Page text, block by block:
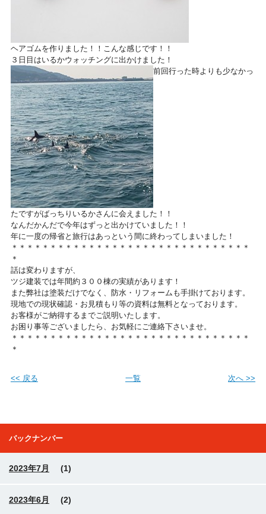
ヘアゴムを作りました！！こんな感じです！！
３日目はいるかウォッチングに出かけました！
前回行った時よりも少なかっ
たですがばっちりいるかさんに会えました！！
なんだかんだで今年はずっと出かけていました！！
年に一度の帰省と旅行はあっという間に終わってしまいました！
＊＊＊＊＊＊＊＊＊＊＊＊＊＊＊＊＊＊＊＊＊＊＊＊＊＊＊＊＊＊＊
＊
話は変わりますが、
ツジ建装では年間約３００棟の実績があります！
また弊社は塗装だけでなく、防水・リフォームも手掛けております。
現地での現状確認・お見積もり等の資料は無料となっております。
お客様がご納得するまでご説明いたします。
お困り事等ございましたら、お気軽にご連絡下さいませ。
＊＊＊＊＊＊＊＊＊＊＊＊＊＊＊＊＊＊＊＊＊＊＊＊＊＊＊＊＊＊＊
＊
<< 戻る 一覧 次へ >>
バックナンバー
2023年7月 (1)
2023年6月 (2)